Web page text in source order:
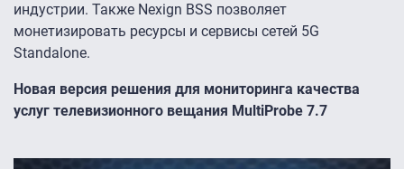
индустрии. Также Nexign BSS позволяет
монетизировать ресурсы и сервисы сетей 5G
Standalone.
Новая версия решения для мониторинга качества
услуг телевизионного вещания MultiProbe 7.7